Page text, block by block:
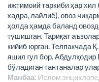
ижтимоий таркиби ҳар
хадра, лайлиё), овоз
ҳолда ҳамда баланд
тушишган. Тариқат
кийиб юрган. Телпакчада
яшил гул бор. Абдулқодир
бўладиган тантаналар
Манбаа: Ислом